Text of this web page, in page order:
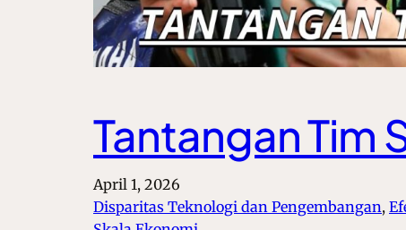
Tantangan Tim
April 1, 2026
Disparitas Teknologi dan Pengembangan,